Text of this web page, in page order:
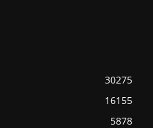
30275
16155
5878